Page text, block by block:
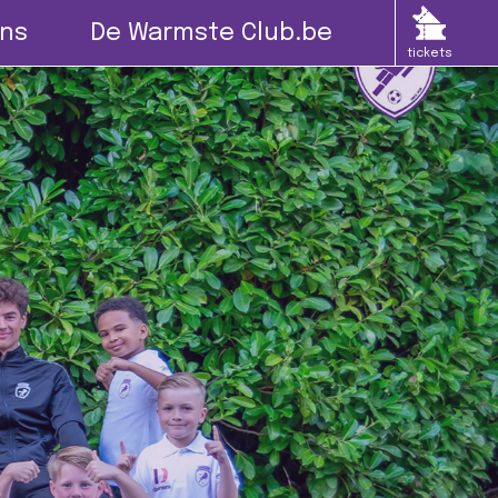
De Warmste Club.be
tickets